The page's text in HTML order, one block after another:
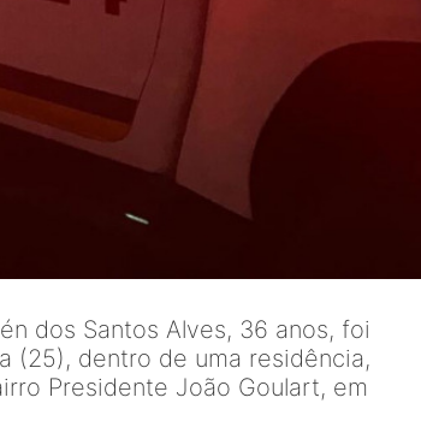
dos Santos Alves, 36 anos, foi
(25), dentro de uma residência,
Presidente João Goulart, em